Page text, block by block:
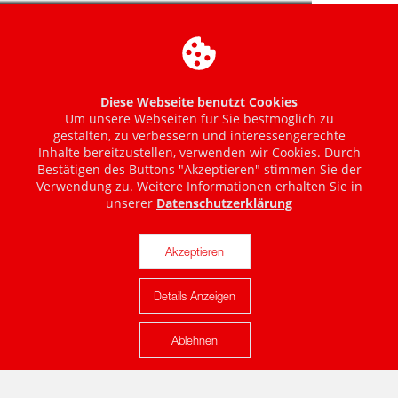
Karte anzeigen
Diese Webseite benutzt Cookies
Um unsere Webseiten für Sie bestmöglich zu
gestalten, zu verbessern und interessengerechte
Inhalte bereitzustellen, verwenden wir Cookies. Durch
Bestätigen des Buttons "Akzeptieren" stimmen Sie der
Verwendung zu. Weitere Informationen erhalten Sie in
unserer Datenschutzerklärung
Akzeptieren
Details Anzeigen
Ablehnen